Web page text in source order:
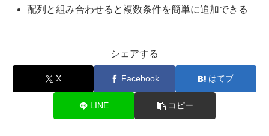
配列と組み合わせると複数条件を簡単に追加できる
シェアする
X Facebook はてブ
LINE コピー